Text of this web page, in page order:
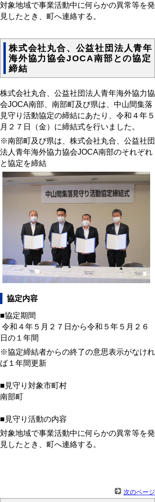
対象地域で事業活動中に何らかの異常等を発
見したとき、町へ連絡する。
株式会社丸合、公益社団法人青年
海外協力協会JOCA南部との協定
締結
株式会社丸合、公益社団法人青年海外協力協
会JOCA南部、南部町及び県は、中山間集落
見守り活動協定の締結にあたり、令和４年５
月２７日（金）に締結式を行いました。
※南部町及び県は、株式会社丸合、公益社団
法人青年海外協力協会JOCA南部のそれぞれ
と協定を締結
協定内容
■協定期間
令和４年５月２７日から令和５年５月２６
日の１年間
※協定締結者からの終了の意思表示がなけれ
ば１年間更新
■見守り対象市町村
南部町
■見守り活動の内容
対象地域で事業活動中に何らかの異常等を発
見したとき、町へ連絡する。
次のページ